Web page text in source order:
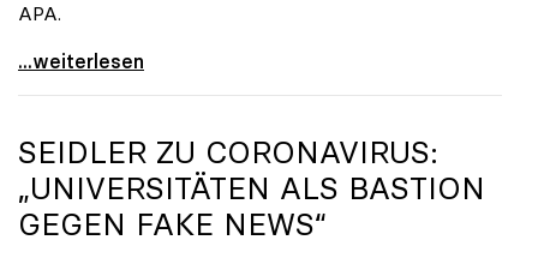
APA.
Universitäten setzen weiter auf Distance Learning
...weiterlesen
SEIDLER ZU CORONAVIRUS:
„UNIVERSITÄTEN ALS BASTION
GEGEN FAKE NEWS“